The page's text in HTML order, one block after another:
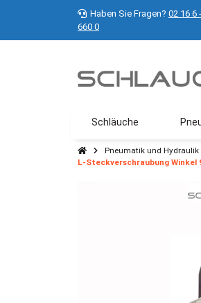
Haben Sie Fragen? 02 16 6
660 0
Schläuche
Pneumatik und Hydraulik
L-Steckverschraubung Winkel